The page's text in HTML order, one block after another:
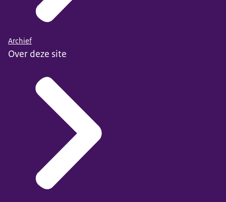
Archief
Over deze site